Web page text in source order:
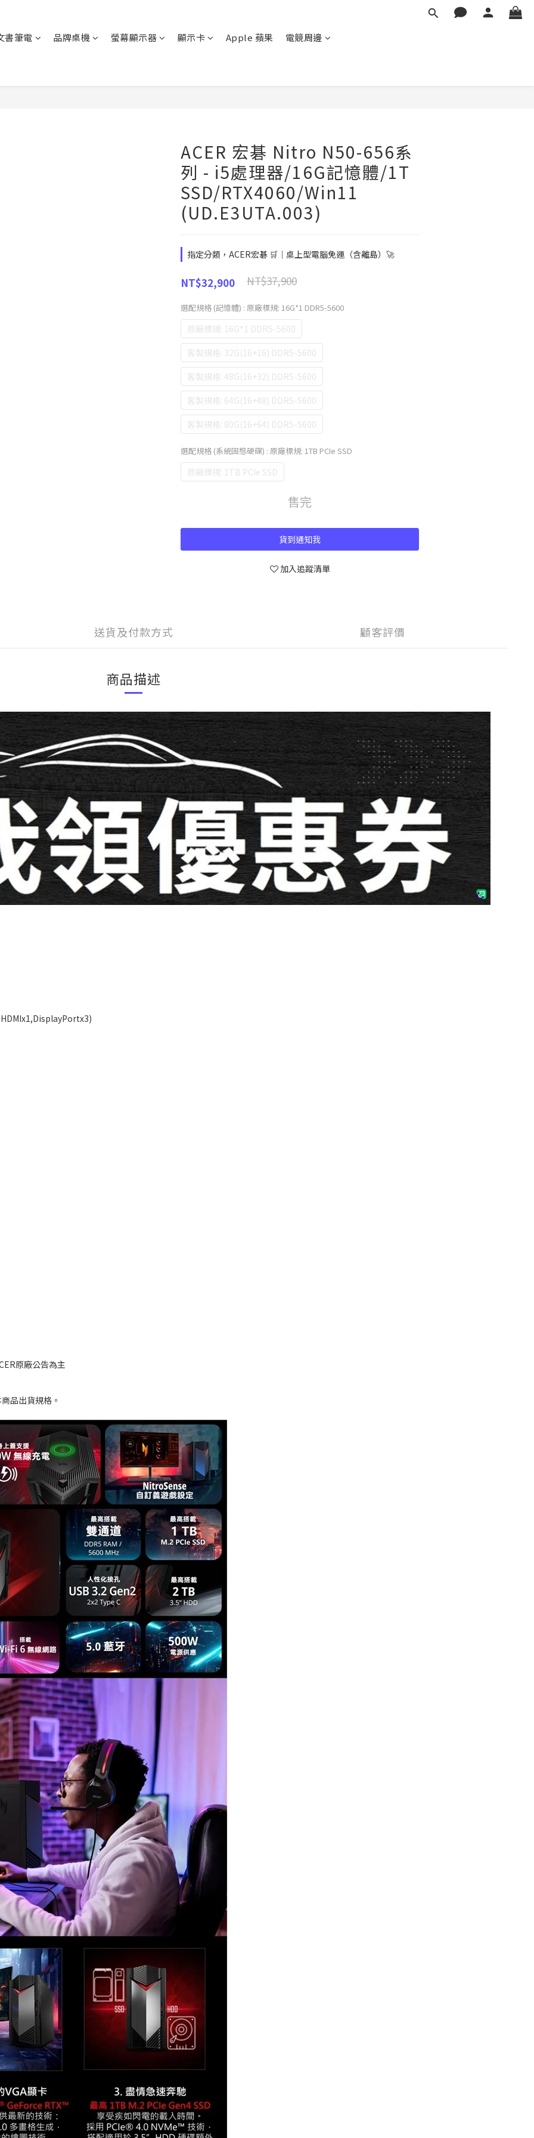
書筆電 品牌桌機 螢幕顯示器 顯示卡 Apple 蘋果 電競周邊
ACER 宏碁 Nitro N50-656系
列 - i5處理器/16G記憶體/1T
SSD/RTX4060/Win11
(UD.E3UTA.003)
指定分類，ACER宏碁 🛒｜桌上型電腦免運（含離島）🚀
NT$37,900
NT$32,900
選配規格 (記憶體) : 原廠標規: 16G*1 DDR5-5600
原廠標規: 16G*1 DDR5-5600
客製規格: 32G(16+16) DDR5-5600
客製規格: 48G(16+32) DDR5-5600
客製規格: 64G(16+48) DDR5-5600
客製規格: 80G(16+64) DDR5-5600
選配規格 (系統固態硬碟) : 原廠標規: 1TB PCIe SSD
原廠標規: 1TB PCIe SSD
售完
貨到通知我
加入追蹤清單
送貨及付款方式 顧客評價
商品描述
原廠公告為主
品出貨規格。